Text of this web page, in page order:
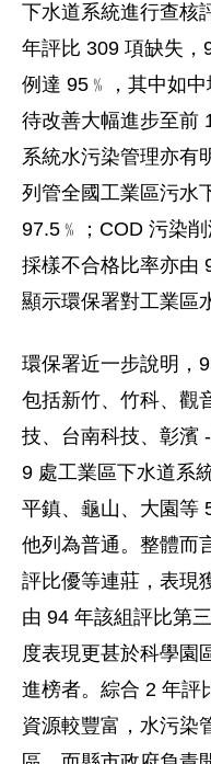
下水道系統進行查核
年評比 309 項缺失，
例達 95﹪，其中如
待改善大幅進步至前
系統水污染管理亦有
列管全國工業區污水
97.5﹪；COD 污染
採樣不合格比率亦由
顯示環保署對工業區
環保署近一步說明，
包括新竹、竹科、觀
技、台南科技、彰濱
9 處工業區下水道系
平鎮、龜山、大園等
他列為普通。整體而
評比優等連莊，表現
由 94 年該組評比第
度表現更甚於科學園
進榜者。綜合 2 年評
資源較豐富，水污染